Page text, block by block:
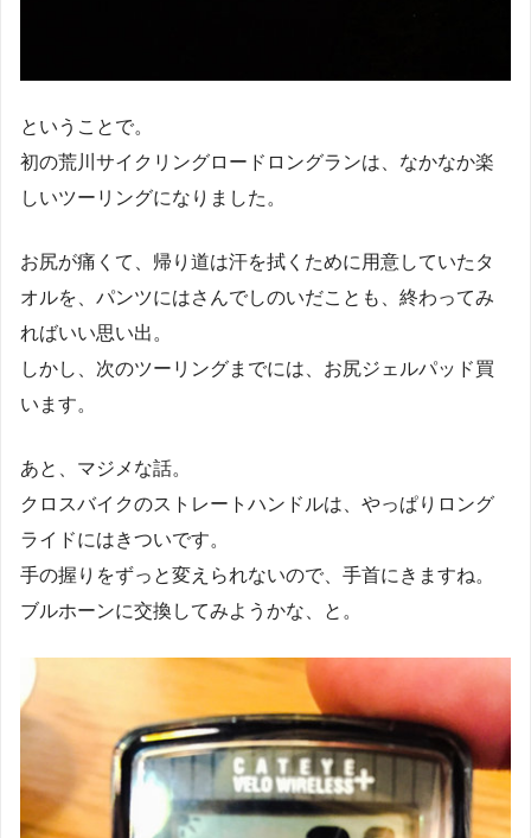
ということで。
初の荒川サイクリングロードロングランは、なかなか楽
しいツーリングになりました。
お尻が痛くて、帰り道は汗を拭くために用意していたタ
オルを、パンツにはさんでしのいだことも、終わってみ
ればいい思い出。
しかし、次のツーリングまでには、お尻ジェルパッド買
います。
あと、マジメな話。
クロスバイクのストレートハンドルは、やっぱりロング
ライドにはきついです。
手の握りをずっと変えられないので、手首にきますね。
ブルホーンに交換してみようかな、と。